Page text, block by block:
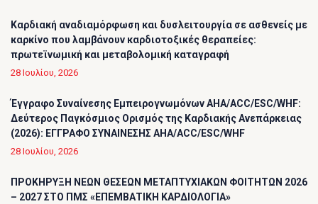
Καρδιακή αναδιαμόρφωση και δυσλειτουργία σε ασθενείς με
καρκίνο που λαμβάνουν καρδιοτοξικές θεραπείες:
πρωτεϊνωμική και μεταβολομική καταγραφή
28 Ιουλίου, 2026
Έγγραφο Συναίνεσης Εμπειρογνωμόνων AHA/ACC/ESC/WHF:
Δεύτερος Παγκόσμιος Ορισμός της Καρδιακής Ανεπάρκειας
(2026): ΕΓΓΡΑΦΟ ΣΥΝΑΙΝΕΣΗΣ AHA/ACC/ESC/WHF
28 Ιουλίου, 2026
ΠΡΟΚΗΡΥΞΗ ΝΕΩΝ ΘΕΣΕΩΝ ΜΕΤΑΠΤΥΧΙΑΚΩΝ ΦΟΙΤΗΤΩΝ 2026
– 2027 ΣΤΟ ΠΜΣ «ΕΠΕΜΒΑΤΙΚΗ ΚΑΡΔΙΟΛΟΓΙΑ»